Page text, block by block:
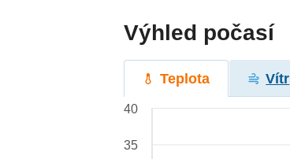
Výhled počasí
Teplota Vítr
40
35